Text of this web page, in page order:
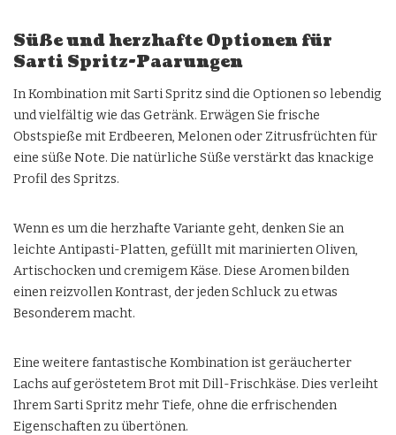
Süße und herzhafte Optionen für
Sarti Spritz-Paarungen
In Kombination mit Sarti Spritz sind die Optionen so lebendig
und vielfältig wie das Getränk. Erwägen Sie frische
Obstspieße mit Erdbeeren, Melonen oder Zitrusfrüchten für
eine süße Note. Die natürliche Süße verstärkt das knackige
Profil des Spritzs.
Wenn es um die herzhafte Variante geht, denken Sie an
leichte Antipasti-Platten, gefüllt mit marinierten Oliven,
Artischocken und cremigem Käse. Diese Aromen bilden
einen reizvollen Kontrast, der jeden Schluck zu etwas
Besonderem macht.
Eine weitere fantastische Kombination ist geräucherter
Lachs auf geröstetem Brot mit Dill-Frischkäse. Dies verleiht
Ihrem Sarti Spritz mehr Tiefe, ohne die erfrischenden
Eigenschaften zu übertönen.